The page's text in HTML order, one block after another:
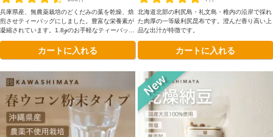
兵庫県産、無農薬栽培のどくだみの葉を乾燥、焙
煎させティーバッグにしました。豊富な栄養素が
凝縮されています。1.8ℊのお手軽なティーバッグ
シュファーム奥本のどくだみ100％使用。
カートに入れる
北海道北部の利尻島・礼文島・稚内の沿岸で採れ
た肉厚の一等級利尻昆布です。澄んだ香り高い上
品な出汁が特徴です。
カートに入れる